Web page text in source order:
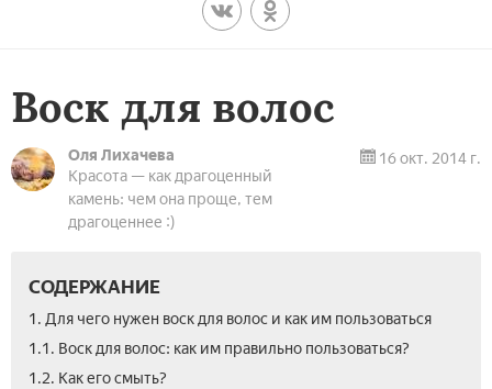
Воск для волос
Оля Лихачева
Красота — как драгоценный
камень: чем она проще, тем
драгоценнее :)
16 окт. 2014 г.
СОДЕРЖАНИЕ
1. Для чего нужен воск для волос и как им пользоваться
1.1. Воск для волос: как им правильно пользоваться?
1.2. Как его смыть?